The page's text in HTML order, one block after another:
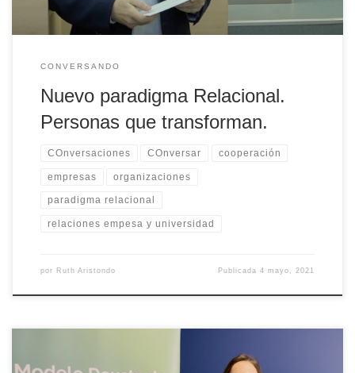
CONVERSANDO
Nuevo paradigma Relacional.
Personas que transforman.
COnversaciones COnversar cooperación
empresas organizaciones
paradigma relacional
relaciones empesa y universidad
por Ruth Aristondo Publicada4 mayo, 2021